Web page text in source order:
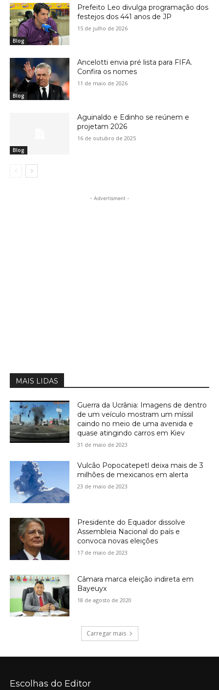
Blog
Prefeito Leo divulga programação dos
festejos dos 441 anos de JP
15 de julho de 2026
Blog
Ancelotti envia pré lista para FIFA.
Confira os nomes
11 de maio de 2026
Blog
Aguinaldo e Edinho se reúnem e
projetam 2026
16 de outubro de 2025
- Advertisment -
MAIS LIDAS
Guerra da Ucrânia: Imagens de dentro
de um veículo mostram um míssil
caindo no meio de uma avenida e
quase atingindo carros em Kiev
31 de maio de 2023
Vulcão Popocatepetl deixa mais de 3
milhões de mexicanos em alerta
23 de maio de 2023
Presidente do Equador dissolve
Assembleia Nacional do país e
convoca novas eleições
17 de maio de 2023
Câmara marca eleição indireta em
Bayeuyx
18 de agosto de 2020
Carregar mais
Escolhas do Editor